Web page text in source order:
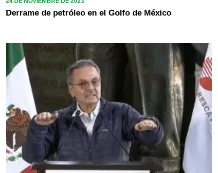
Derrame de petróleo en el Golfo de México